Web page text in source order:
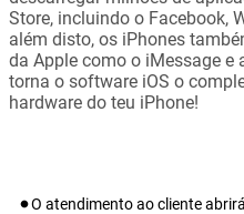
Store, incluindo o Facebook,
além disto, os iPhones
da Apple como o iMessage e
torna o software iOS o
hardware do teu iPhone!
O atendimento ao cliente abrirá